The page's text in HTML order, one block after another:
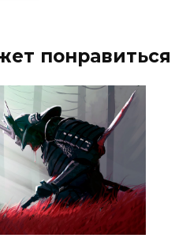
понравиться